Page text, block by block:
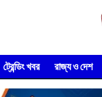
ট্রেন্ডিং খবর রাজ্য ও দেশ